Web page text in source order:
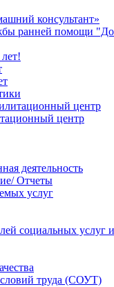
консультант»
ранней помощи
центр
центр
деятельность
Отчеты
услуг
социальных услуг
труда (СОУТ)